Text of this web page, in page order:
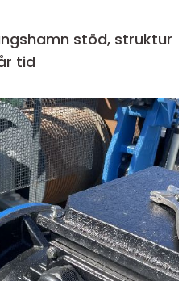
struktur
tid